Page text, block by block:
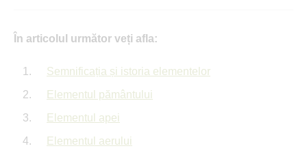
În articolul următor veți afla:
Semnificația și istoria elementelor
Elementul pământului
Elementul apei
Elementul aerului